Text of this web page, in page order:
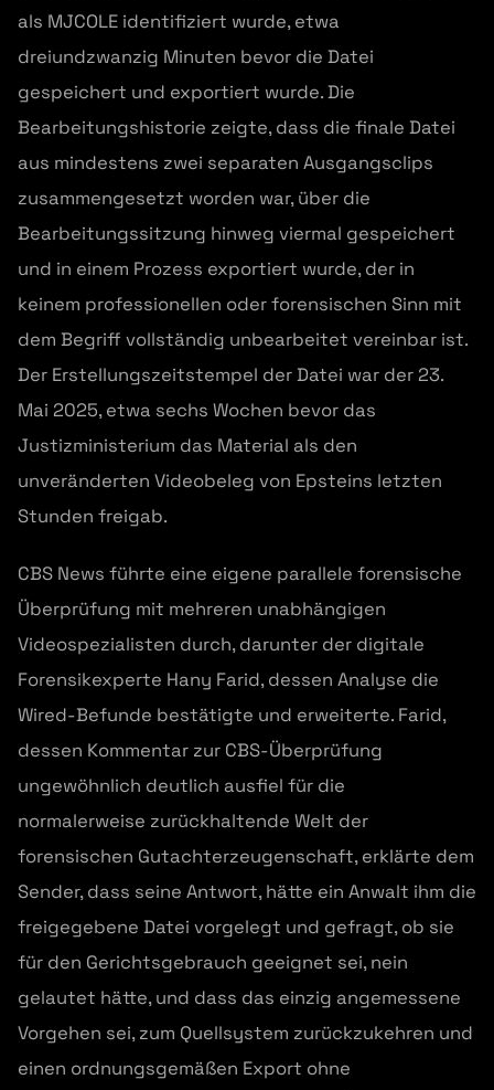
als MJCOLE identifiziert wurde, etwa
dreiundzwanzig Minuten bevor die Datei
gespeichert und exportiert wurde. Die
Bearbeitungshistorie zeigte, dass die finale Datei
aus mindestens zwei separaten Ausgangsclips
zusammengesetzt worden war, über die
Bearbeitungssitzung hinweg viermal gespeichert
und in einem Prozess exportiert wurde, der in
keinem professionellen oder forensischen Sinn mit
dem Begriff vollständig unbearbeitet vereinbar ist.
Der Erstellungszeitstempel der Datei war der 23.
Mai 2025, etwa sechs Wochen bevor das
Justizministerium das Material als den
unveränderten Videobeleg von Epsteins letzten
Stunden freigab.
CBS News führte eine eigene parallele forensische
Überprüfung mit mehreren unabhängigen
Videospezialisten durch, darunter der digitale
Forensikexperte Hany Farid, dessen Analyse die
Wired-Befunde bestätigte und erweiterte. Farid,
dessen Kommentar zur CBS-Überprüfung
ungewöhnlich deutlich ausfiel für die
normalerweise zurückhaltende Welt der
forensischen Gutachterzeugenschaft, erklärte dem
Sender, dass seine Antwort, hätte ein Anwalt ihm die
freigegebene Datei vorgelegt und gefragt, ob sie
für den Gerichtsgebrauch geeignet sei, nein
gelautet hätte, und dass das einzig angemessene
Vorgehen sei, zum Quellsystem zurückzukehren und
einen ordnungsgemäßen Export ohne